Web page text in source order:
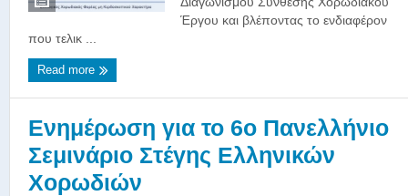
Έργου και βλέποντας το ενδιαφέρον
που τελικ ...
Read more
Ενημέρωση για το 6ο Πανελλήνιο
Σεμινάριο Στέγης Ελληνικών
Χορωδιών